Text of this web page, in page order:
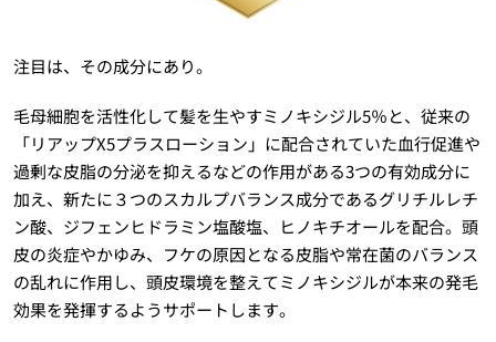
注目は、その成分にあり。
毛母細胞を活性化して髪を生やすミノキシジル5％と、従来の
「リアップX5プラスローション」に配合されていた血行促進や
過剰な皮脂の分泌を抑えるなどの作用がある3つの有効成分に
加え、新たに３つのスカルプバランス成分であるグリチルレチ
ン酸、ジフェンヒドラミン塩酸塩、ヒノキチオールを配合。頭
皮の炎症やかゆみ、フケの原因となる皮脂や常在菌のバランス
の乱れに作用し、頭皮環境を整えてミノキシジルが本来の発毛
効果を発揮するようサポートします。